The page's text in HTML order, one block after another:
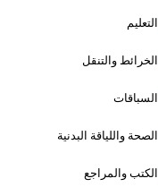
التعليم
الخرائط والتنقل
السباقات
الصحة واللياقة البدنية
الكتب والمراجع